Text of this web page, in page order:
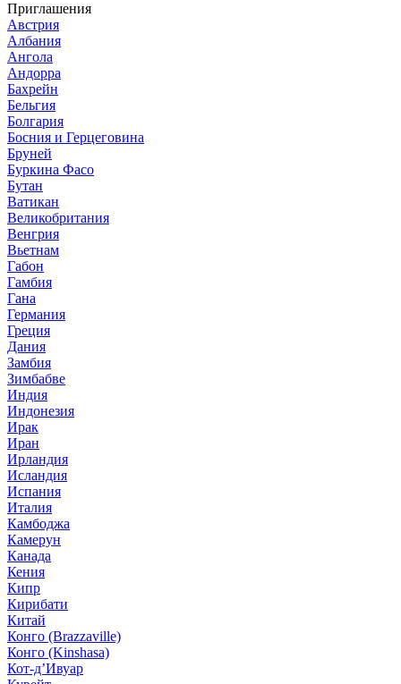
Приглашения
Австрия
Албания
Ангола
Андорра
Бахрейн
Бельгия
Болгария
Босния и Герцеговина
Бруней
Буркина Фасо
Бутан
Ватикан
Великобритания
Венгрия
Вьетнам
Габон
Гамбия
Гана
Германия
Греция
Дания
Замбия
Зимбабве
Индия
Индонезия
Ирак
Иран
Ирландия
Исландия
Испания
Италия
Камбоджа
Камерун
Канада
Кения
Кипр
Кирибати
Китай
Конго (Brazzaville)
Конго (Kinshasa)
Кот-д’Ивуар